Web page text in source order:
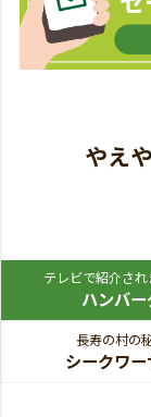
やえ
テレビで紹介され
ハンバー
長寿の村の
シークワー